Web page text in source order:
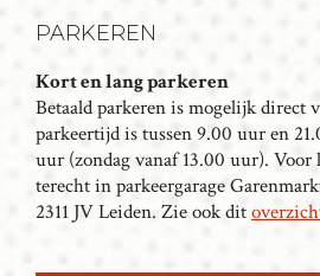
A
T
I
E
PARKEREN
Kort en lang parkeren
Betaald parkeren is mogelijk direct
parkeertijd is tussen 9.00 uur en
uur (zondag vanaf 13.00 uur). Voor
terecht in parkeergarage
2311 JV Leiden. Zie ook dit